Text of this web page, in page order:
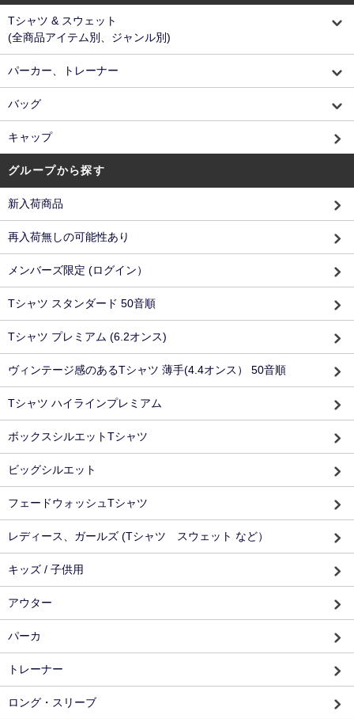
Tシャツ & スウェット
(全商品アイテム別、ジャンル別)
パーカー、トレーナー
バッグ
キャップ
グループから探す
新入荷商品
再入荷無しの可能性あり
メンバーズ限定 (ログイン）
Tシャツ スタンダード 50音順
Tシャツ プレミアム (6.2オンス)
ヴィンテージ感のあるTシャツ 薄手(4.4オンス） 50音順
Tシャツ ハイラインプレミアム
ボックスシルエットTシャツ
ビッグシルエット
フェードウォッシュTシャツ
レディース、ガールズ (Tシャツ スウェット など）
キッズ / 子供用
アウター
パーカ
トレーナー
ロング・スリーブ